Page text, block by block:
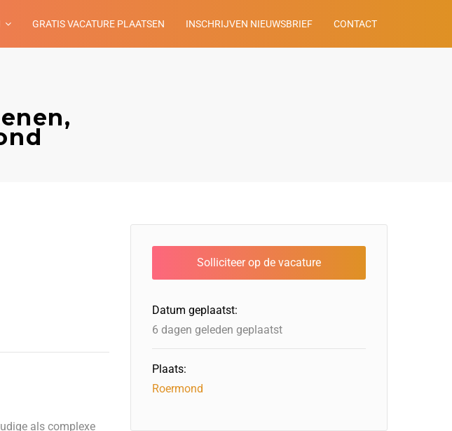
GRATIS VACATURE PLAATSEN INSCHRIJVEN NIEUWSBRIEF CONTACT
als complexe
Datum geplaatst:
6 dagen geleden geplaatst
Plaats:
Roermond